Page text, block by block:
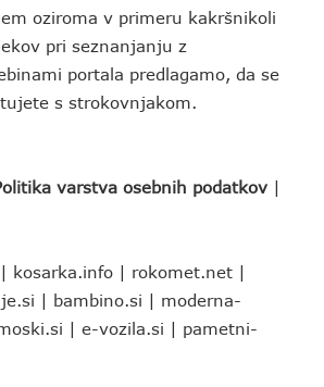
oziroma v primeru kakršnikoli
pri seznanjanju z
portala predlagamo, da se
s strokovnjakom.
varstva osebnih podatkov |
| kosarka.info | rokomet.net |
| bambino.si | moderna-
| e-vozila.si | pametni-